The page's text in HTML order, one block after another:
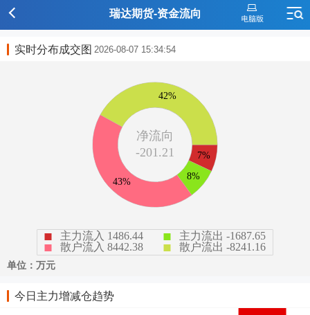
瑞达期货-资金流向
实时分布成交图 2026-08-07 15:34:54
今日主力增减仓趋势